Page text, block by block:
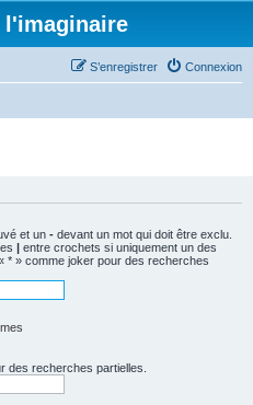
l'imaginaire
Connexion
S’enregistrer
et un - devant un mot qui doit être exclu.
| entre crochets si uniquement un des
* » comme joker pour des recherches
des recherches partielles.